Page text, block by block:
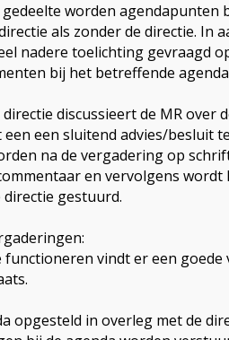
worden agendapunten
als zonder de directie. In
nadere toelichting gevraagd
bij het betreffende
discussieert de MR over
een sluitend advies/besluit
na de vergadering op
en vervolgens wordt
gestuurd.
functioneren vindt er een
opgesteld in overleg met de